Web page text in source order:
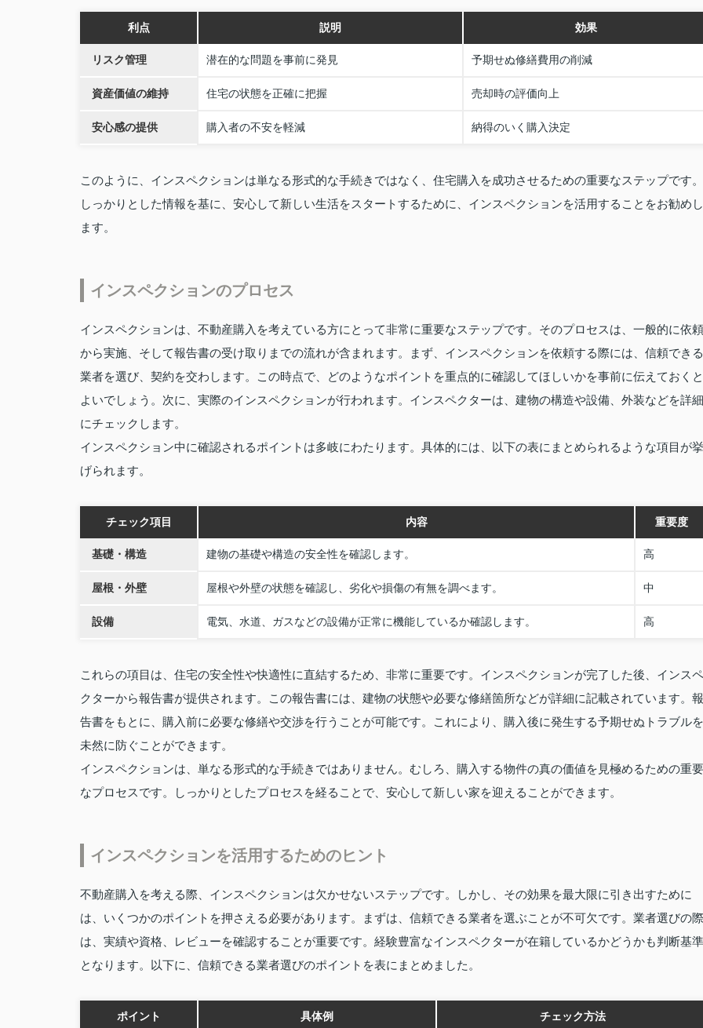
利点 説明 効果
リスク管理 潜在的な問題を事前に発見 予期せぬ修繕費用の削減
資産価値の維持 住宅の状態を正確に把握 売却時の評価向上
安心感の提供 購入者の不安を軽減 納得のいく購入決定
このように、インスペクションは単なる形式的な手続きではなく、住宅購入を成功させるための重要なステップです。
しっかりとした情報を基に、安心して新しい生活をスタートするために、インスペクションを活用することをお勧めし
ます。
インスペクションのプロセス
インスペクションは、不動産購入を考えている方にとって非常に重要なステップです。そのプロセスは、一般的に依頼
から実施、そして報告書の受け取りまでの流れが含まれます。まず、インスペクションを依頼する際には、信頼できる
業者を選び、契約を交わします。この時点で、どのようなポイントを重点的に確認してほしいかを事前に伝えておくと
よいでしょう。次に、実際のインスペクションが行われます。インスペクターは、建物の構造や設備、外装などを詳細
にチェックします。
インスペクション中に確認されるポイントは多岐にわたります。具体的には、以下の表にまとめられるような項目が挙
げられます。
チェック項目 内容 重要度
基礎・構造 建物の基礎や構造の安全性を確認します。 高
屋根・外壁 屋根や外壁の状態を確認し、劣化や損傷の有無を調べます。 中
設備 電気、水道、ガスなどの設備が正常に機能しているか確認します。 高
これらの項目は、住宅の安全性や快適性に直結するため、非常に重要です。インスペクションが完了した後、インスペ
クターから報告書が提供されます。この報告書には、建物の状態や必要な修繕箇所などが詳細に記載されています。報
告書をもとに、購入前に必要な修繕や交渉を行うことが可能です。これにより、購入後に発生する予期せぬトラブルを
未然に防ぐことができます。
インスペクションは、単なる形式的な手続きではありません。むしろ、購入する物件の真の価値を見極めるための重要
なプロセスです。しっかりとしたプロセスを経ることで、安心して新しい家を迎えることができます。
インスペクションを活用するためのヒント
不動産購入を考える際、インスペクションは欠かせないステップです。しかし、その効果を最大限に引き出すために
は、いくつかのポイントを押さえる必要があります。まずは、信頼できる業者を選ぶことが不可欠です。業者選びの際
は、実績や資格、レビューを確認することが重要です。経験豊富なインスペクターが在籍しているかどうかも判断基準
となります。以下に、信頼できる業者選びのポイントを表にまとめました。
ポイント 具体例 チェック方法